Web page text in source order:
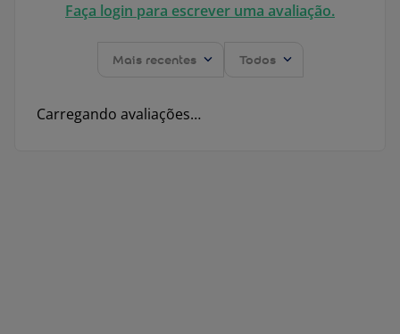
Faça login para escrever uma avaliação.
Mais recentes Todos
Carregando avaliações…